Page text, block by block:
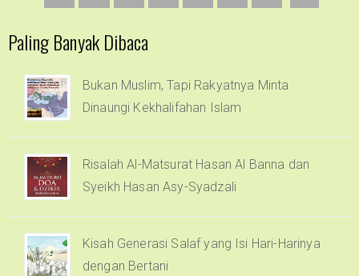
Paling Banyak Dibaca
Bukan Muslim, Tapi Rakyatnya Minta
Dinaungi Kekhalifahan Islam
Risalah Al-Matsurat Hasan Al Banna dan
Syeikh Hasan Asy-Syadzali
Kisah Generasi Salaf yang Isi Hari-Harinya
dengan Bertani